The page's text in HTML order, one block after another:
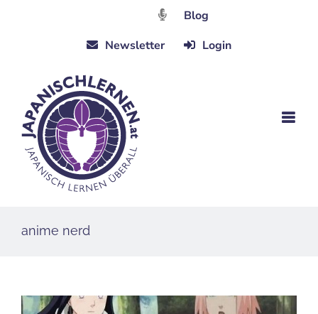
Blog
Newsletter
Login
anime nerd